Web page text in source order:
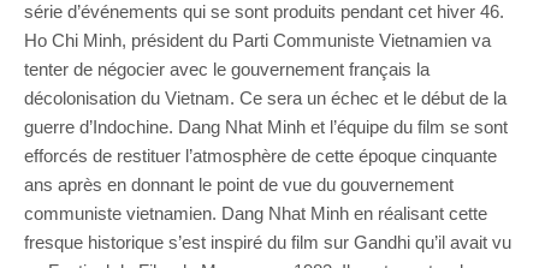
série d’événements qui se sont produits pendant cet hiver 46.
Ho Chi Minh, président du Parti Communiste Vietnamien va
tenter de négocier avec le gouvernement français la
décolonisation du Vietnam. Ce sera un échec et le début de la
guerre d’Indochine. Dang Nhat Minh et l’équipe du film se sont
efforcés de restituer l’atmosphère de cette époque cinquante
ans après en donnant le point de vue du gouvernement
communiste vietnamien. Dang Nhat Minh en réalisant cette
fresque historique s’est inspiré du film sur Gandhi qu’il avait vu